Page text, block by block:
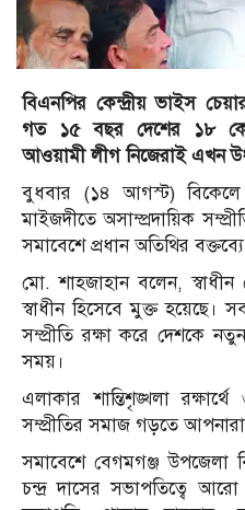
বিএনপির কেন্দ্রীয় ভাইস
গত ১৫ বছর দেশের ১৮
আওয়ামী লীগ নিজেরাই এখন
বুধবার (১৪ আগস্ট) বিকেলে
মাইজদীতে অসাম্প্রদায়িক
সমাবেশে প্রধান অতিথির
মো. শাহজাহান বলেন,
স্বাধীন হিসেবে মুক্ত হয়েছে।
সম্প্রীতি রক্ষা করে দেশকে
সময়।
এলাকার শান্তিশৃঙ্খলা
সম্প্রীতির সমাজ গড়তে
সমাবেশে বেগমগঞ্জ উপজেলা
চন্দ্র দাসের সভাপতিত্বে